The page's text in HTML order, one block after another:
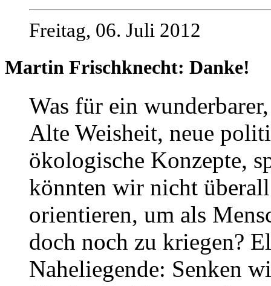
Freitag, 06. Juli 2012
Martin Frischknecht: Danke!
Was für ein
Alte Weisheit, neue
ökologische Konzepte,
könnten wir nicht
orientieren, um als
doch noch zu kriegen?
Naheliegende: Senken